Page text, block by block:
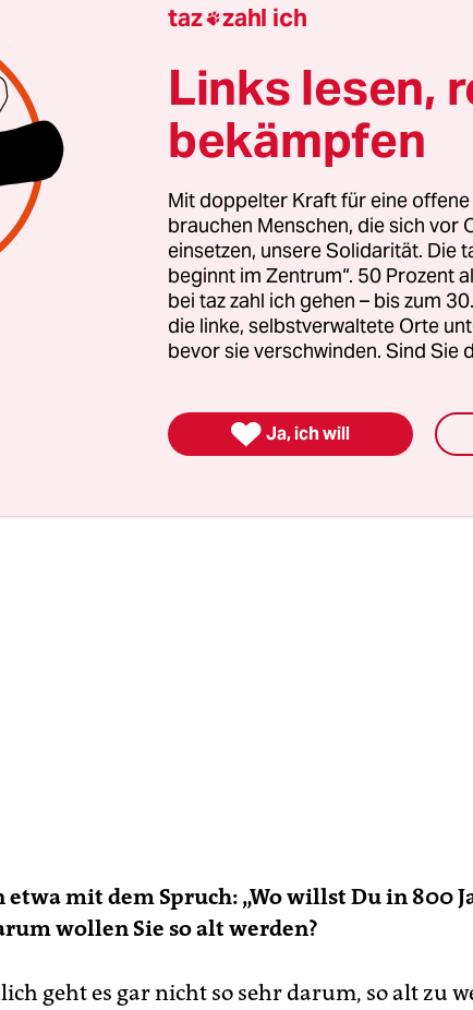
ist: Das ist doch eine Spaßpartei!
für Esoteriker:innen.
dass dieser Eindruck entsteht. Aber
fest auf dem Boden der Wissenschaft. Mit
der Biowissenschaften und neuen
wir eine gute Chance, wirksame Medizin
zu entwickeln, sodass alte Menschen
beschleunigen, damit möglichst viele
etwa mit dem Spruch: „Wo willst Du in 800
wollen Sie so alt werden?
geht es gar nicht so sehr darum, so alt zu
taz zahl ich
Links lesen,
bekämpfen
Mit doppelter Kraft für eine
brauchen Menschen, die sich vor
einsetzen, unsere Solidarität. Die
beginnt im Zentrum“. 50 Prozent
bei taz zahl ich gehen – bis zum
die linke, selbstverwaltete Orte
bevor sie verschwinden. Sind Sie
 Ja, ich will